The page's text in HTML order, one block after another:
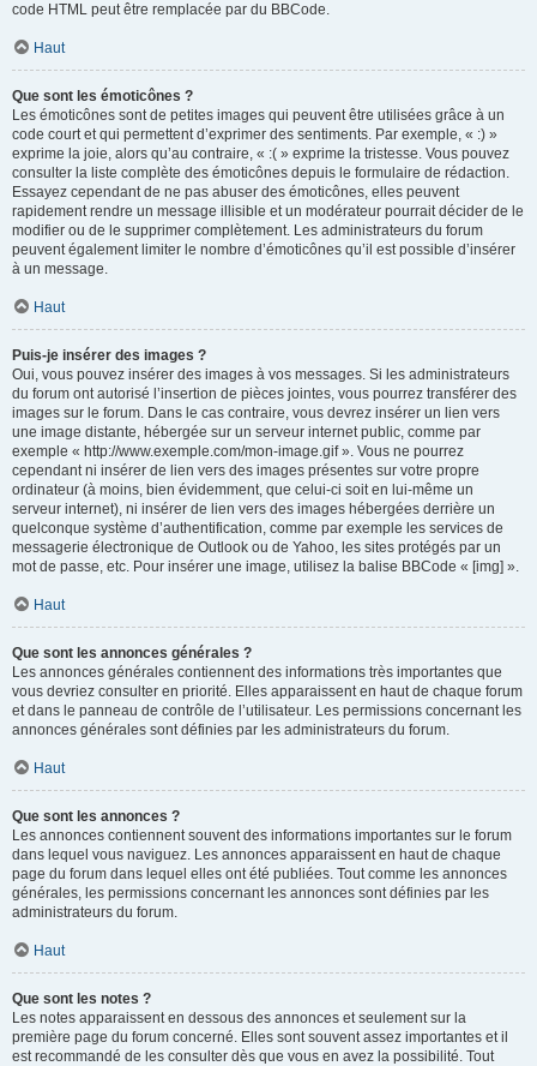
code HTML peut être remplacée par du BBCode.
Haut
Que sont les émoticônes ?
Les émoticônes sont de petites images qui peuvent être utilisées grâce à un
code court et qui permettent d’exprimer des sentiments. Par exemple, « :) »
exprime la joie, alors qu’au contraire, « :( » exprime la tristesse. Vous pouvez
consulter la liste complète des émoticônes depuis le formulaire de rédaction.
Essayez cependant de ne pas abuser des émoticônes, elles peuvent
rapidement rendre un message illisible et un modérateur pourrait décider de le
modifier ou de le supprimer complètement. Les administrateurs du forum
peuvent également limiter le nombre d’émoticônes qu’il est possible d’insérer
à un message.
Haut
Puis-je insérer des images ?
Oui, vous pouvez insérer des images à vos messages. Si les administrateurs
du forum ont autorisé l’insertion de pièces jointes, vous pourrez transférer des
images sur le forum. Dans le cas contraire, vous devrez insérer un lien vers
une image distante, hébergée sur un serveur internet public, comme par
exemple « http://www.exemple.com/mon-image.gif ». Vous ne pourrez
cependant ni insérer de lien vers des images présentes sur votre propre
ordinateur (à moins, bien évidemment, que celui-ci soit en lui-même un
serveur internet), ni insérer de lien vers des images hébergées derrière un
quelconque système d’authentification, comme par exemple les services de
messagerie électronique de Outlook ou de Yahoo, les sites protégés par un
mot de passe, etc. Pour insérer une image, utilisez la balise BBCode « [img] ».
Haut
Que sont les annonces générales ?
Les annonces générales contiennent des informations très importantes que
vous devriez consulter en priorité. Elles apparaissent en haut de chaque forum
et dans le panneau de contrôle de l’utilisateur. Les permissions concernant les
annonces générales sont définies par les administrateurs du forum.
Haut
Que sont les annonces ?
Les annonces contiennent souvent des informations importantes sur le forum
dans lequel vous naviguez. Les annonces apparaissent en haut de chaque
page du forum dans lequel elles ont été publiées. Tout comme les annonces
générales, les permissions concernant les annonces sont définies par les
administrateurs du forum.
Haut
Que sont les notes ?
Les notes apparaissent en dessous des annonces et seulement sur la
première page du forum concerné. Elles sont souvent assez importantes et il
est recommandé de les consulter dès que vous en avez la possibilité. Tout